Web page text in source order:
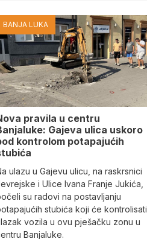
BANJA LUKA
pravila u centru
Gajeva ulica uskoro
kontrolom potapajućih
ulazu u Gajevu ulicu, na raskrsnici
i Ulice Ivana Franje Jukića,
su radovi na postavljanju
stubića koji će kontrolisati
vozila u ovu pješačku zonu u
Banjaluke.